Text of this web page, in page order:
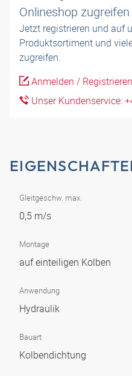
Onlineshop
Jetzt registrieren und auf
Produktsortiment und
zugreifen.
Anmelden / Registrieren
Unser Kundenservice:
Gleitgeschw. max.
0,5 m/s
Montage
auf einteiligen Kolben
Anwendung
Hydraulik
Bauart
Kolbendichtung